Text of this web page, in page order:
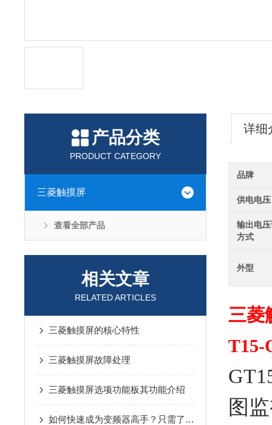
产品分类
PRODUCT CATEGORY
三菱触摸屏
查看全部产品
相关文章
RELATED ARTICLES
三菱触摸屏的核心特性
三菱触摸屏故障处理
三菱触摸屏选项功能板其功能介绍
如何快速成为变频器高手？只需了解这15个变频器问题
详细
品牌
供电电压
输出电
方式
外型
三菱
T15-
图